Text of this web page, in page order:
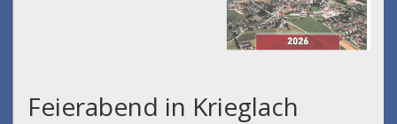
Feierabend in Krieglach